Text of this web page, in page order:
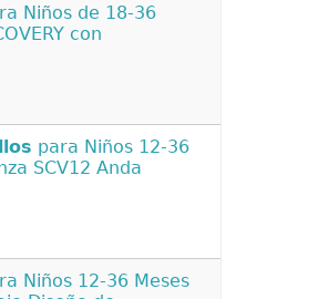
Niños de 18-36
con
para Niños 12-36
SCV12 Anda
Niños 12-36 Meses